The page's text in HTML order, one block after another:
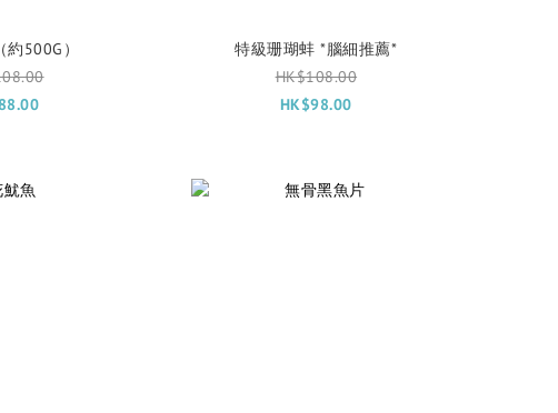
500G）
特級珊瑚蚌 *腦細推薦*
HK$108.00
HK$98.00